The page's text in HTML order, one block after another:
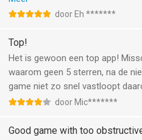
https://www.facebook.com/
Find out more about the game
http://www.sbkmobile.com/
Follow us on Twitter:
https://twitter.com/Digital_Tales
--
circuits uit je hoofd kent en je
heb eigenlijk best wel zin om
doen :P ik raad deze game erg
3 euro (of wat het ook was xD)
want ik heb er erg veel plezier
wachten bent op iets en te tijd
te oefenen :)
door Eh *******
Top!
Het is gewoon een top app!
waarom geen 5 sterren, na de
game niet zo snel vastloopt
door Mic*******
Good game with too